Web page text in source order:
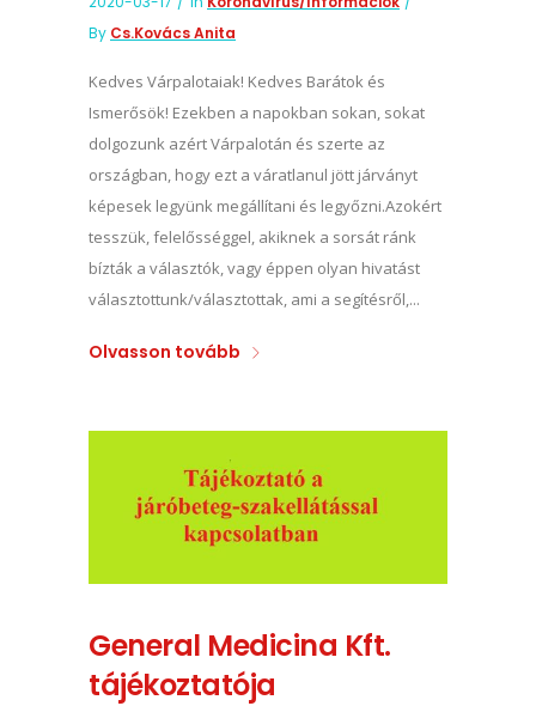
By Cs.Kovács Anita
Kedves Várpalotaiak! Kedves Barátok és
Ismerősök! Ezekben a napokban sokan, sokat
dolgozunk azért Várpalotán és szerte az
országban, hogy ezt a váratlanul jött járványt
képesek legyünk megállítani és legyőzni.Azokért
tesszük, felelősséggel, akiknek a sorsát ránk
bízták a választók, vagy éppen olyan hivatást
választottunk/választottak, ami a segítésről,...
Olvasson tovább
General Medicina Kft.
tájékoztatója